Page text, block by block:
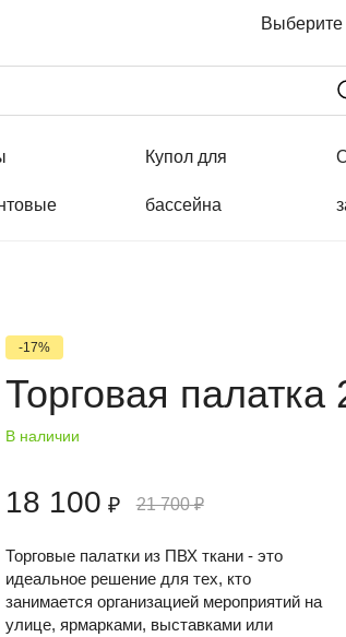
Выберите
Купол для
бассейна
-17%
Торговая палатка
В наличии
18 100 ₽ 21 700₽
Торговые палатки из ПВХ ткани - это
идеальное решение для тех, кто
занимается организацией мероприятий на
улице, ярмарками, выставками или